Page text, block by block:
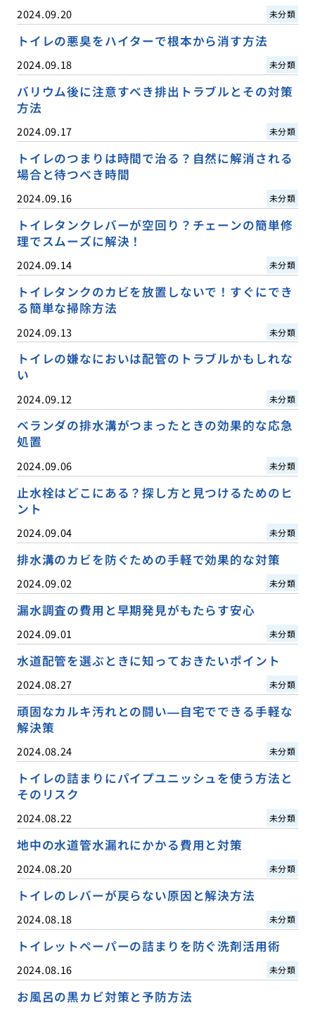
2024.09.20 未分類
トイレの悪臭をハイターで根本から消す方法
2024.09.18 未分類
バリウム後に注意すべき排出トラブルとその対策
方法
2024.09.17 未分類
トイレのつまりは時間で治る？自然に解消される
場合と待つべき時間
2024.09.16 未分類
トイレタンクレバーが空回り？チェーンの簡単修
理でスムーズに解決！
2024.09.14 未分類
トイレタンクのカビを放置しないで！すぐにでき
る簡単な掃除方法
2024.09.13 未分類
トイレの嫌なにおいは配管のトラブルかもしれな
い
2024.09.12 未分類
ベランダの排水溝がつまったときの効果的な応急
処置
2024.09.06 未分類
止水栓はどこにある？探し方と見つけるためのヒ
ント
2024.09.04 未分類
排水溝のカビを防ぐための手軽で効果的な対策
2024.09.02 未分類
漏水調査の費用と早期発見がもたらす安心
2024.09.01 未分類
水道配管を選ぶときに知っておきたいポイント
2024.08.27 未分類
頑固なカルキ汚れとの闘い—自宅でできる手軽な
解決策
2024.08.24 未分類
トイレの詰まりにパイプユニッシュを使う方法と
そのリスク
2024.08.22 未分類
地中の水道管水漏れにかかる費用と対策
2024.08.20 未分類
トイレのレバーが戻らない原因と解決方法
2024.08.18 未分類
トイレットペーパーの詰まりを防ぐ洗剤活用術
2024.08.16 未分類
お風呂の黒カビ対策と予防方法